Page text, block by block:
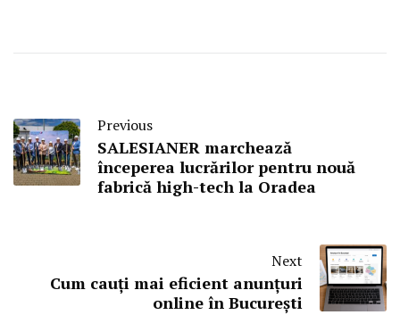
Previous
SALESIANER marchează
începerea lucrărilor pentru nouă
fabrică high-tech la Oradea
Next
Cum cauți mai eficient anunțuri
online în București